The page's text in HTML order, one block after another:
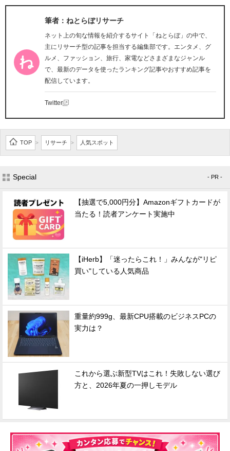
筆者：ねとらぼリサーチ
ネット上の旬な情報を紹介するサイト「ねとらぼ」の中で、
主にリサーチ型の記事を担当する編集部です。エンタメ、グ
ルメ、ファッション、旅行、家電などさまざまなジャンル
で、最新のデータを使ったランキング記事やおすすめ記事を
配信しています。
Twitter
TOP > リサーチ > 人気スポット
Special - PR -
【抽選で5,000円分】Amazonギフトカードが
当たる！読者アンケート実施中
【iHerb】「迷ったらこれ！」みんなが"リピ
買い"している人気商品
重量約999g、最新CPU搭載のビジネスPCの
実力は？
これから選ぶ新型TVはこれ！失敗しない選び
方と、2026年夏の一押しモデル